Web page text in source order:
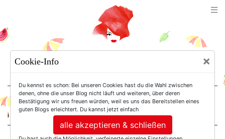
For Women. Not Girls.
Cookie-Info ×
Du kennst es schon: Bei unseren Cookies hast du die Wahl zwischen
denen, ohne die unser Blog nicht läuft und weiteren, über deren
Bestätigung wir uns freuen würden, weil es uns das Bereitstellen eines
guten Blogs erleichtert. Du kannst jetzt einfach
alle akzeptieren & schließen